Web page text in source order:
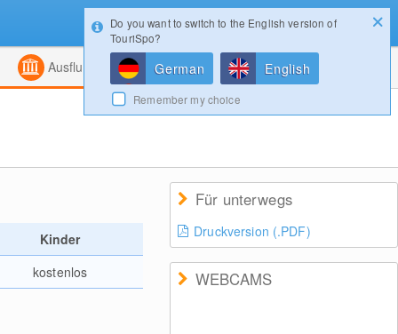
Kombiniert
Ausflugsziele Magazin
Kinder
kostenlos
Für unterwegs
Druckversion (.PDF)
WEBCAMS
Login
Do you want to switch to the English version of
TouriSpo?
German English
Remember my choice
Konfigurator Gewinnspiele